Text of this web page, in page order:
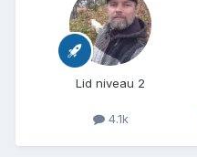
Lid niveau 2
4.1k